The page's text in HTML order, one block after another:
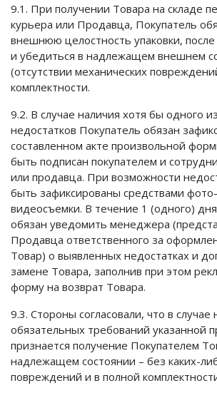
9.1. При получении Товара на складе
курьера или Продавца, Покупатель
внешнюю целостность упаковки,
и убедиться в надлежащем внешнем
(отсутствии механических
комплектности.
9.2. В случае наличия хотя бы одного
недостатков Покупатель обязан
составленном акте произвольной
быть подписан покупателем и
или продавца. При возможности
быть зафиксированы средствами
видеосъемки. В течение 1 (одного)
обязан уведомить менеджера
Продавца ответственного за
Товар) о выявленных недостатках и
замене Товара, заполнив при этом
форму на возврат Товара.
9.3. Стороны согласовали, что в
обязательных требований указанной
признается получение Покупателем
надлежащем состоянии – без каких-
повреждений и в полной